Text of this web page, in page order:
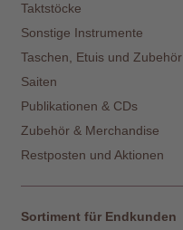
Taktstöcke
Sonstige Instrumente
Taschen, Etuis und Zubehör
Saiten
Publikationen & CDs
Zubehör & Merchandise
Restposten und Aktionen
Sortiment für Endkunden